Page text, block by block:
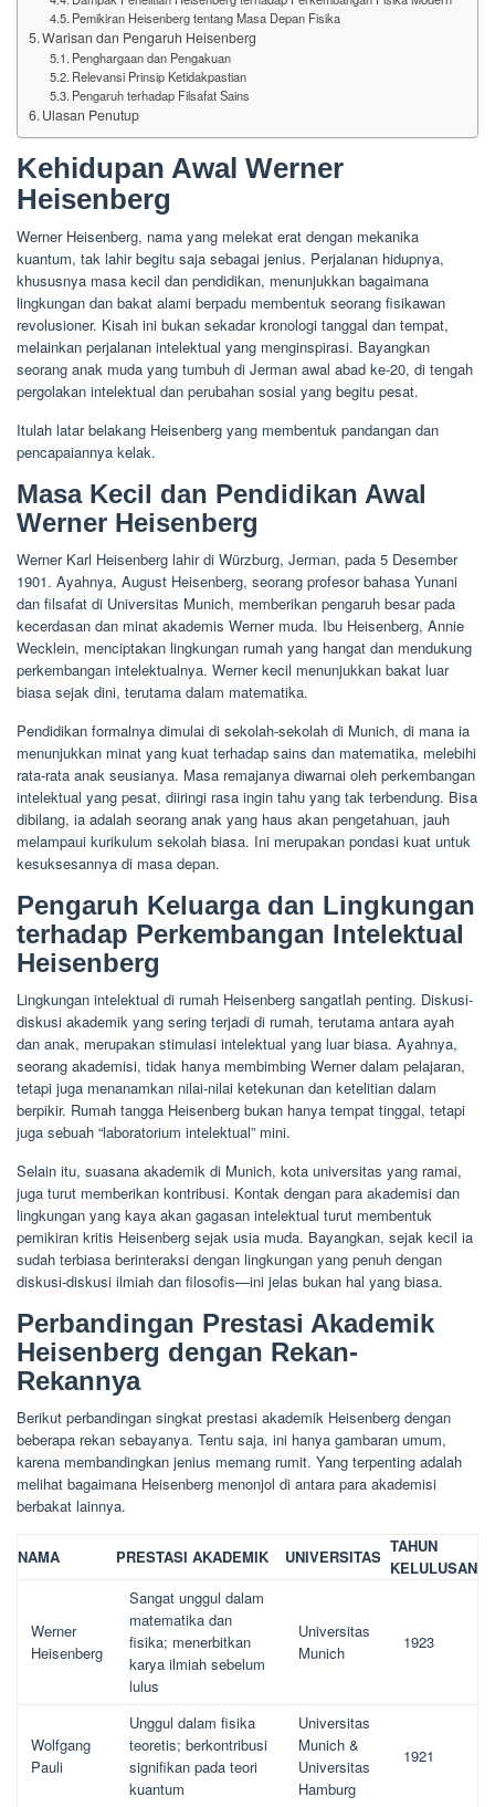
Pemikiran Heisenberg tentang Masa Depan Fisika
Warisan dan Pengaruh Heisenberg
Penghargaan dan Pengakuan
Relevansi Prinsip Ketidakpastian
Pengaruh terhadap Filsafat Sains
Ulasan Penutup
Kehidupan Awal Werner
Heisenberg
Werner Heisenberg, nama yang melekat erat dengan mekanika
kuantum, tak lahir begitu saja sebagai jenius. Perjalanan hidupnya,
khususnya masa kecil dan pendidikan, menunjukkan bagaimana
lingkungan dan bakat alami berpadu membentuk seorang fisikawan
revolusioner. Kisah ini bukan sekadar kronologi tanggal dan tempat,
melainkan perjalanan intelektual yang menginspirasi. Bayangkan
seorang anak muda yang tumbuh di Jerman awal abad ke-20, di tengah
pergolakan intelektual dan perubahan sosial yang begitu pesat.
Itulah latar belakang Heisenberg yang membentuk pandangan dan
pencapaiannya kelak.
Masa Kecil dan Pendidikan Awal
Werner Heisenberg
Werner Karl Heisenberg lahir di Würzburg, Jerman, pada 5 Desember
1901. Ayahnya, August Heisenberg, seorang profesor bahasa Yunani
dan filsafat di Universitas Munich, memberikan pengaruh besar pada
kecerdasan dan minat akademis Werner muda. Ibu Heisenberg, Annie
Wecklein, menciptakan lingkungan rumah yang hangat dan mendukung
perkembangan intelektualnya. Werner kecil menunjukkan bakat luar
biasa sejak dini, terutama dalam matematika.
Pendidikan formalnya dimulai di sekolah-sekolah di Munich, di mana ia
menunjukkan minat yang kuat terhadap sains dan matematika, melebihi
rata-rata anak seusianya. Masa remajanya diwarnai oleh perkembangan
intelektual yang pesat, diiringi rasa ingin tahu yang tak terbendung. Bisa
dibilang, ia adalah seorang anak yang haus akan pengetahuan, jauh
melampaui kurikulum sekolah biasa. Ini merupakan pondasi kuat untuk
kesuksesannya di masa depan.
Pengaruh Keluarga dan Lingkungan
terhadap Perkembangan Intelektual
Heisenberg
Lingkungan intelektual di rumah Heisenberg sangatlah penting. Diskusi-
diskusi akademik yang sering terjadi di rumah, terutama antara ayah
dan anak, merupakan stimulasi intelektual yang luar biasa. Ayahnya,
seorang akademisi, tidak hanya membimbing Werner dalam pelajaran,
tetapi juga menanamkan nilai-nilai ketekunan dan ketelitian dalam
berpikir. Rumah tangga Heisenberg bukan hanya tempat tinggal, tetapi
juga sebuah “laboratorium intelektual” mini.
Selain itu, suasana akademik di Munich, kota universitas yang ramai,
juga turut memberikan kontribusi. Kontak dengan para akademisi dan
lingkungan yang kaya akan gagasan intelektual turut membentuk
pemikiran kritis Heisenberg sejak usia muda. Bayangkan, sejak kecil ia
sudah terbiasa berinteraksi dengan lingkungan yang penuh dengan
diskusi-diskusi ilmiah dan filosofis—ini jelas bukan hal yang biasa.
Perbandingan Prestasi Akademik
Heisenberg dengan Rekan-
Rekannya
Berikut perbandingan singkat prestasi akademik Heisenberg dengan
beberapa rekan sebayanya. Tentu saja, ini hanya gambaran umum,
karena membandingkan jenius memang rumit. Yang terpenting adalah
melihat bagaimana Heisenberg menonjol di antara para akademisi
berbakat lainnya.
NAMA PRESTASI AKADEMIK UNIVERSITAS
TAHUN
KELULUSAN
Werner
Heisenberg
Sangat unggul dalam
matematika dan
fisika; menerbitkan
karya ilmiah sebelum
lulus
Universitas
Munich
1923
Wolfgang
Pauli
Unggul dalam fisika
teoretis; berkontribusi
signifikan pada teori
kuantum
Universitas
Munich &
Universitas
Hamburg
1921